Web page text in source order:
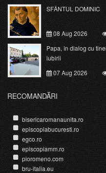
SFÂNTUL DOMINIC
08 Aug 2026
Papa, în dialog cu
iubirii
07 Aug 2026
RECOMANDĂRI
bisericaromanaunita.ro
episcopiabucuresti.ro
egco.ro
episcopiamm.ro
pioromeno.com
bru-italia.eu